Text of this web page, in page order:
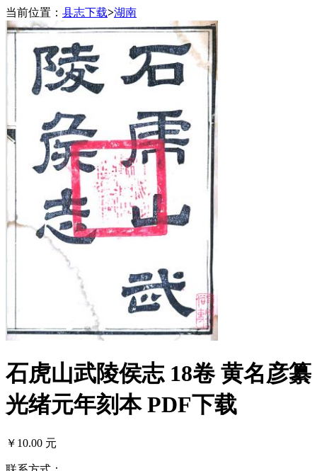
当前位置： 县志下载>湖南
石虎山武陵侯志 18卷 黄名彦纂
光绪元年刻本 PDF下载
￥10.00 元